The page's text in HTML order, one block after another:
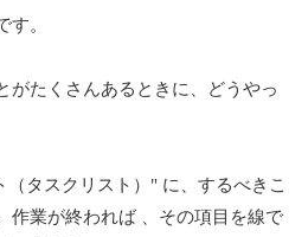
。
がたくさんあるときに、どうやっ
（タスクリスト）" に、するべきこ
作業が終われば 、その項目を線で